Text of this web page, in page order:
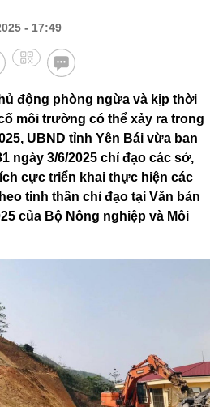
- 17:49
động phòng ngừa và kịp thời
môi trường có thể xảy ra trong
UBND tỉnh Yên Bái vừa ban
ngày 3/6/2025 chỉ đạo các sở,
cực triển khai thực hiện các
tinh thần chỉ đạo tại Văn bản
của Bộ Nông nghiệp và Môi